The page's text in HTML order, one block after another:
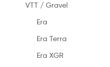
VTT / Gravel
Era
Era Terra
Era XGR